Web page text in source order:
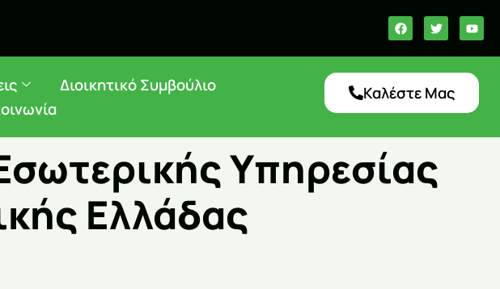
Διοικητικό Συμβούλιο
Καλέστε Μας
Υπηρεσίας
Ελλάδας